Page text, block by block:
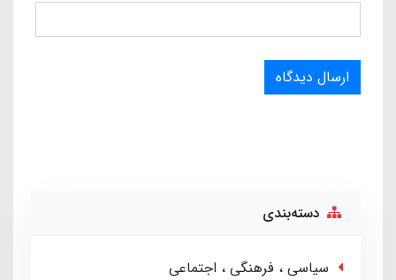
ارسال دیدگاه
دسته‌بندی
سیاسی ، فرهنگی ، اجتماعی